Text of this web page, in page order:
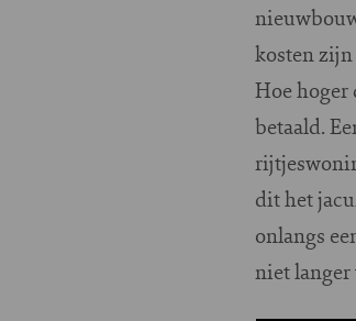
kosten zijn
Hoe hoger
betaald.
dit het
onlangs
niet